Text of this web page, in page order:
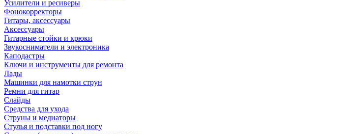
Усилители и ресиверы
Фонокорректоры
Гитары, аксессуары
Аксессуары
Гитарные стойки и крюки
Звукосниматели и электроника
Каподастры
Ключи и инструменты для ремонта
Лады
Машинки для намотки струн
Ремни для гитар
Слайды
Средства для ухода
Струны и медиаторы
Стулья и подставки под ногу